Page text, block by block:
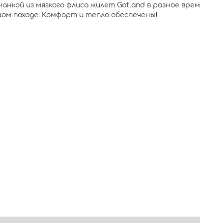
из мягкого флиса жилет Gotland в разное
походе. Комфорт и тепло обеспечены!